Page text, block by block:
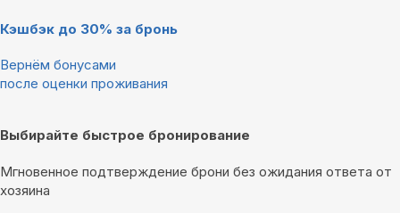
Кэшбэк до 30% за бронь
Вернём бонусами
после оценки проживания
Выбирайте быстрое бронирование
Мгновенное подтверждение брони без ожидания ответа от
хозяина